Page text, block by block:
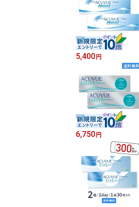
5,400 円
6,750 円